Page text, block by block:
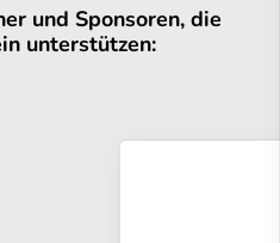
und Sponsoren, die
unterstützen: